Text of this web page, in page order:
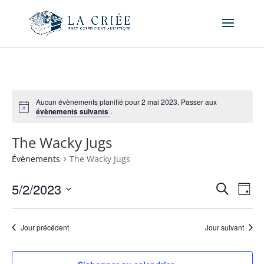
Aucun évènements planifié pour 2 mai 2023. Passer aux
évènements suivants .
The Wacky Jugs
Évènements The Wacky Jugs
et
de
vues
Recherche
de
Jour
5/2/2023
date.Jour précédent Jour suivant